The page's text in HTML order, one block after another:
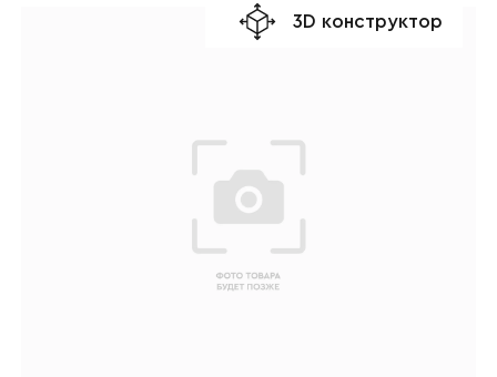
3D конструктор